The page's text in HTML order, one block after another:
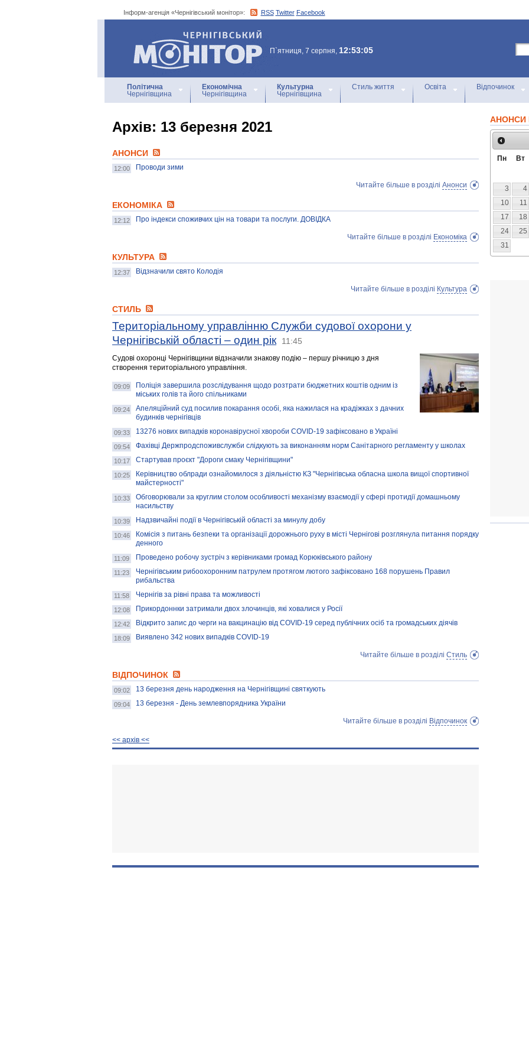
Інформ-агенція «Чернігівський монітор»: RSS Twitter Facebook
Інформ-агенція
«Чернігівський монітор»
П`ятниця, 7 серпня, 12:53:05
Політична
Чернігівщина
Економічна
Чернігівщина
Культурна
Чернігівщина
Стиль життя Освіта Відпочинок
Архiв: 13 березня 2021
АНОНСИ
12:00 Проводи зими
Читайте більше в розділі Анонси
ЕКОНОМІКА
12:12 Про індекси споживчих цін на товари та послуги. ДОВІДКА
Читайте більше в розділі Економіка
КУЛЬТУРА
12:37 Відзначили свято Колодія
Читайте більше в розділі Культура
СТИЛЬ
Територіальному управлінню Служби судової охорони у
Чернігівській області – один рік
11:45
Судові охоронці Чернігівщини відзначили знакову подію – першу річницю з дня
створення територіального управління.
09:09
Поліція завершила розслідування щодо розтрати бюджетних коштів одним із
міських голів та його спільниками
09:24
Апеляційний суд посилив покарання особі, яка нажилася на крадіжках з дачних
будинків чернігівців
09:33 13276 нових випадків коронавірусної хвороби COVID-19 зафіксовано в Україні
09:54 Фахівці Держпродспоживслужби слідкують за виконанням норм Санітарного регламенту у школах
10:17 Стартував проєкт "Дороги смаку Чернігівщини"
10:25
Керівництво облради ознайомилося з діяльністю КЗ "Чернігівська обласна школа вищої спортивної
майстерності"
10:33
Обговорювали за круглим столом особливості механізму взаємодії у сфері протидії домашньому
насильству
10:39 Надзвичайні події в Чернігівській області за минулу добу
10:46
Комісія з питань безпеки та організації дорожнього руху в місті Чернігові розглянула питання порядку
денного
11:09 Проведено робочу зустріч з керівниками громад Корюківського району
11:23
Чернігівським рибоохоронним патрулем протягом лютого зафіксовано 168 порушень Правил
рибальства
11:58 Чернігів за рівні права та можливості
12:08 Прикордоннки затримали двох злочинців, які ховалися у Росії
12:42 Відкрито запис до черги на вакцинацію від COVID-19 серед публічних осіб та громадських діячів
18:09 Виявлено 342 нових випадків COVID-19
Читайте більше в розділі Стиль
ВІДПОЧИНОК
09:02 13 березня день народження на Чернігівщині святкують
09:04 13 березня - День землевпорядника України
Читайте більше в розділі Відпочинок
<< архiв <<
АНОНСИ
Пн Вт
3
4
10
11
17
18
24
25
31